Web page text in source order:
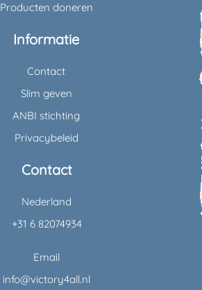
Producten doneren
Informatie
Contact
Slim geven
ANBI stichting
Privacybeleid
Contact
Nederland
+31 6 82074934
Email
info@victory4all.nl